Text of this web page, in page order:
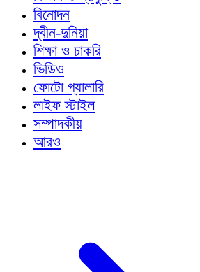
বিনোদন
দ্বীন-দুনিয়া
শিক্ষা ও চাকরি
ভিডিও
ফোটো গ্যালারি
লাইফ স্টাইল
সম্পাদকীয়
আরও